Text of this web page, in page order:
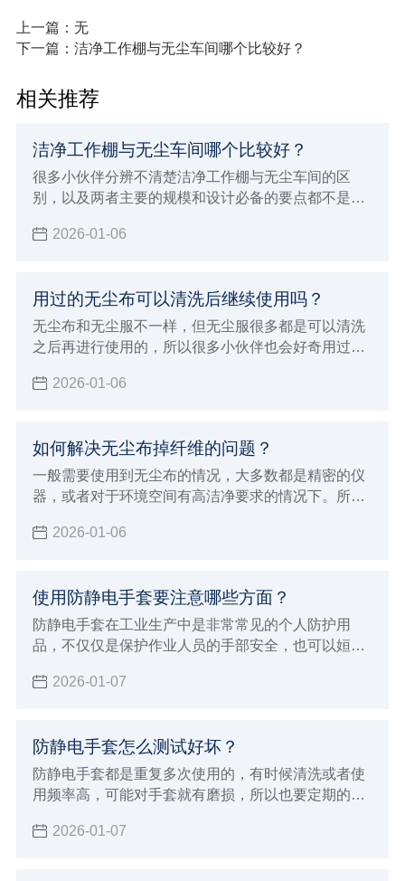
上一篇：无
下一篇：洁净工作棚与无尘车间哪个比较好？
相关推荐
洁净工作棚与无尘车间哪个比较好？
很多小伙伴分辨不清楚洁净工作棚与无尘车间的区
别，以及两者主要的规模和设计必备的要点都不是很
的应用领域是不一样的，所以本次小辉来做详细的介
2026-01-06
用过的无尘布可以清洗后继续使用吗？
无尘布和无尘服不一样，但无尘服很多都是可以清洗
之后再进行使用的，所以很多小伙伴也会好奇用过的
家一下，让大家对无尘布产品有个基本的认识和了
2026-01-06
如何解决无尘布掉纤维的问题？
一般需要使用到无尘布的情况，大多数都是精密的仪
器，或者对于环境空间有高洁净要求的情况下。所以
何解决无尘布掉纤维的问题？要想解决无尘布掉纤维
题。
2026-01-06
使用防静电手套要注意哪些方面？
防静电手套在工业生产中是非常常见的个人防护用
品，不仅仅是保护作业人员的手部安全，也可以姮好
程中也有一些事项，下面小辉就来学习的给大家介绍
2026-01-07
防静电手套怎么测试好坏？
防静电手套都是重复多次使用的，有时候清洗或者使
用频率高，可能对手套就有磨损，所以也要定期的进
好坏呢？小辉来分享一些简单的方法，以及测试标
2026-01-07